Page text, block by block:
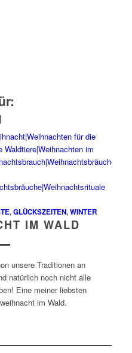
,GLÜCKSZEITEN,WINTER
IM WALD
unsere Traditionen an
natürlich noch nicht alle
Eine meiner liebsten
im Wald.